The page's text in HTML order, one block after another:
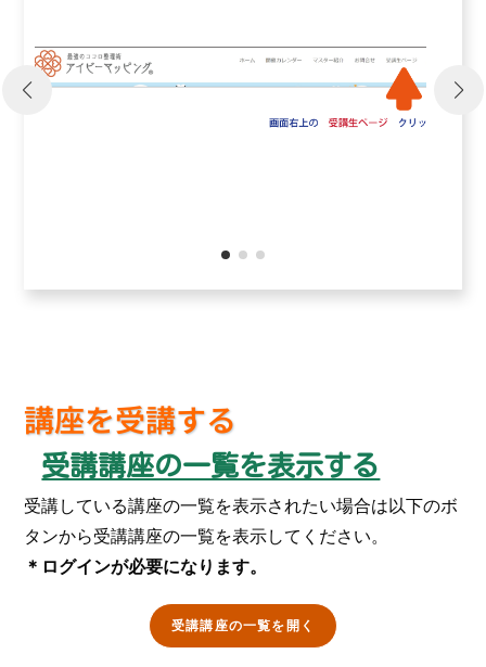
講座を受講する
受講講座の一覧を表示する
受講している講座の一覧を表示されたい場合は以下のボ
タンから受講講座の一覧を表示してください。
＊ログインが必要になります。
受講講座の一覧を開く